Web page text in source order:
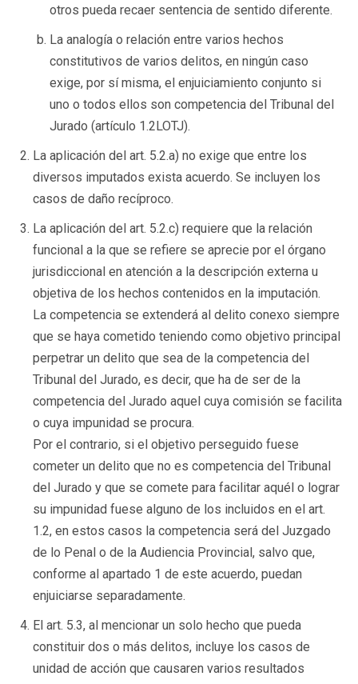
otros pueda recaer sentencia de sentido diferente.
La analogía o relación entre varios hechos
constitutivos de varios delitos, en ningún caso
exige, por sí misma, el enjuiciamiento conjunto si
uno o todos ellos son competencia del Tribunal del
Jurado (artículo 1.2LOTJ).
La aplicación del art. 5.2.a) no exige que entre los
diversos imputados exista acuerdo. Se incluyen los
casos de daño recíproco.
La aplicación del art. 5.2.c) requiere que la relación
funcional a la que se refiere se aprecie por el órgano
jurisdiccional en atención a la descripción externa u
objetiva de los hechos contenidos en la imputación.
La competencia se extenderá al delito conexo siempre
que se haya cometido teniendo como objetivo principal
perpetrar un delito que sea de la competencia del
Tribunal del Jurado, es decir, que ha de ser de la
competencia del Jurado aquel cuya comisión se facilita
o cuya impunidad se procura.
Por el contrario, si el objetivo perseguido fuese
cometer un delito que no es competencia del Tribunal
del Jurado y que se comete para facilitar aquél o lograr
su impunidad fuese alguno de los incluidos en el art.
1.2, en estos casos la competencia será del Juzgado
de lo Penal o de la Audiencia Provincial, salvo que,
conforme al apartado 1 de este acuerdo, puedan
enjuiciarse separadamente.
El art. 5.3, al mencionar un solo hecho que pueda
constituir dos o más delitos, incluye los casos de
unidad de acción que causaren varios resultados